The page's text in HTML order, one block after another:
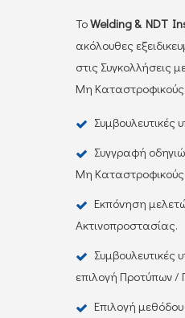
ΤοWelding & NDT
ακόλουθες
στις Συγκολλήσεις
Μη Καταστροφικούς
Συμβουλευτικές
Συγγραφή
Μη Καταστροφικούς
Εκπόνηση
Ακτινοπροστασίας.
Συμβουλευτικές
επιλογή Προτύπων
Επιλογή